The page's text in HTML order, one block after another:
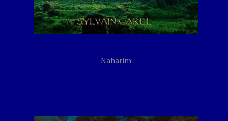
Naharim